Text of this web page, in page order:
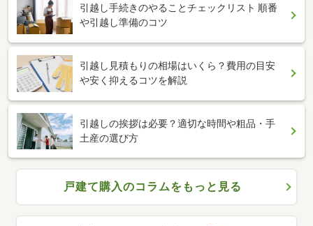
引越し手続きのやることチェックリスト 順番
や引越し準備のコツ
引越し見積もりの相場はいくら？費用の目安
や安く抑えるコツを解説
引越しの挨拶は必要？適切な時間や粗品・手
土産の選び方
戸建て購入のコラムをもっと見る